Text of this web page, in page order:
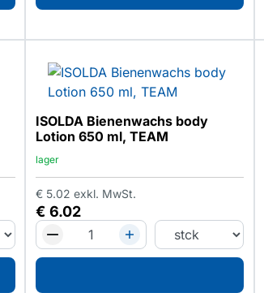
ISOLDA Bienenwachs body
Lotion 650 ml, TEAM
lager
€ 6.02
€ 5.02 exkl. MwSt.